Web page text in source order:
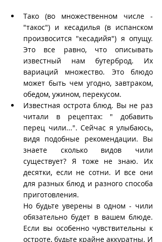
Тако (во множественном числе -
"такос") и кесадилья (в испанском
произвосится "кесадийя") я опущу.
Это все равно, что описывать
известный нам бутерброд. Их
вариаций множество. Это блюдо
может быть чем угодно, завтраком,
обедом, ужином, перекусом.
Известная острота блюд. Вы не раз
читали в рецептах: " добавить
перец чили...". Сейчас я улыбаюсь,
видя подобные рекомендации. Вы
знаете сколько видов чили
существует? Я тоже не знаю. Их
десятки, если не сотни. И все они
для разных блюд и разного способа
приготовления.
Но будьте уверены в одном - чили
обязательно будет в вашем блюде.
Если вы особенно чувствительны к
остроте, будьте крайне аккуратны. И